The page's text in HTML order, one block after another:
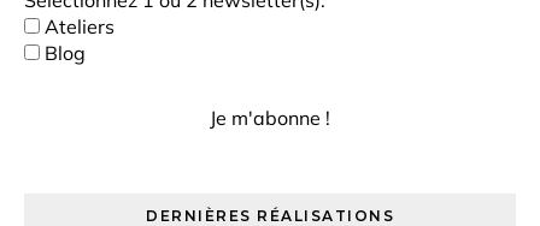
Ateliers
Blog
DERNIÈRES RÉALISATIONS